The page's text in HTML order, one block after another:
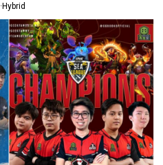
·Hybrid